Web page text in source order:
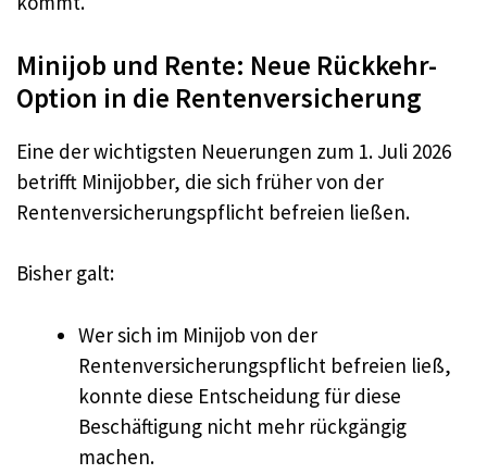
Minijob und Rente: Neue Rückkehr-
Option in die Rentenversicherung
Eine der wichtigsten Neuerungen zum 1. Juli 2026
betrifft Minijobber, die sich früher von der
Rentenversicherungspflicht befreien ließen.
Bisher galt:
Wer sich im Minijob von der
Rentenversicherungspflicht befreien ließ,
konnte diese Entscheidung für diese
Beschäftigung nicht mehr rückgängig
machen.